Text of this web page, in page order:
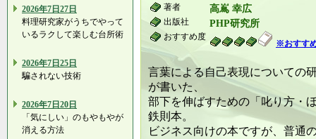
2026年7日27日
料理研究家がうちでやって
いるラクして楽しむ台所術
2026年7日25日
騙されない技術
2026年7日20日
「気にしい」のもやもやが
消える方法
著者 高嶌 幸広
出版社 PHP研究所
おすすめ度
※おすす
言葉による自己表現についての
が書いた、
部下を伸ばすための「叱り方・
鉄則本。
ビジネス向けの本ですが、普通